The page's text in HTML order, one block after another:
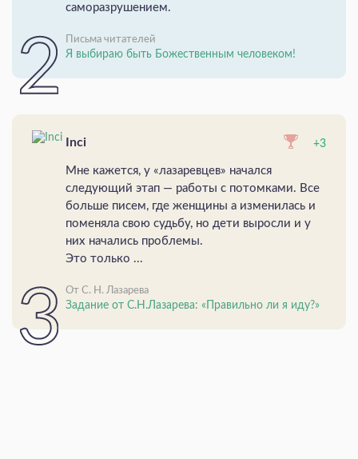
саморазрушением.
Письма читателей
Я выбираю быть Божественным человеком!
Inci +3
Мне кажется, у «лазаревцев» начался
следующий этап — работы с потомками. Все
больше писем, где женщины а изменилась и
поменяла свою судьбу, но дети выросли и у
них начались проблемы.
Это только ...
От С. Н. Лазарева
Задание от С.Н.Лазарева: «Правильно ли я иду?»